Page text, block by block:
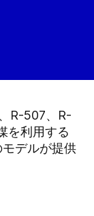
R-507、R-
を利用する
デルが提供